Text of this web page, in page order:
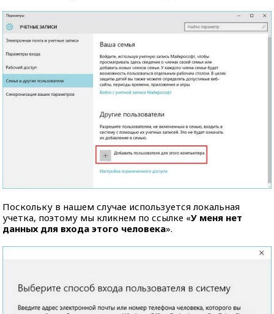
Поскольку в нашем случае используется локальная
учетка, поэтому мы кликнем по ссылке «У меня нет
данных для входа этого человека».